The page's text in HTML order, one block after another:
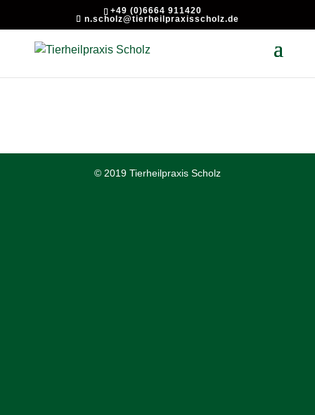
+49 (0)6664 911420
n.scholz@tierheilpraxisscholz.de
© 2019 Tierheilpraxis Scholz